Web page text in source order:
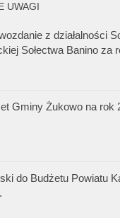
UWAGI
z działalności
Sołectwa Banino za
Gminy Żukowo na rok
do Budżetu Powiatu